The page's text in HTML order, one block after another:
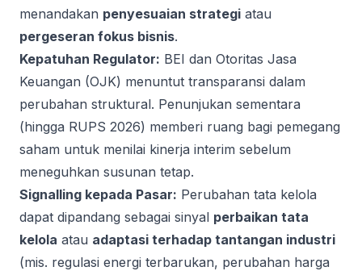
menandakan penyesuaian strategi atau
pergeseran fokus bisnis.
Kepatuhan Regulator: BEI dan Otoritas Jasa
Keuangan (OJK) menuntut transparansi dalam
perubahan struktural. Penunjukan sementara
(hingga RUPS 2026) memberi ruang bagi pemegang
saham untuk menilai kinerja interim sebelum
meneguhkan susunan tetap.
Signalling kepada Pasar: Perubahan tata kelola
dapat dipandang sebagai sinyal perbaikan tata
kelola atau adaptasi terhadap tantangan industri
(mis. regulasi energi terbarukan, perubahan harga